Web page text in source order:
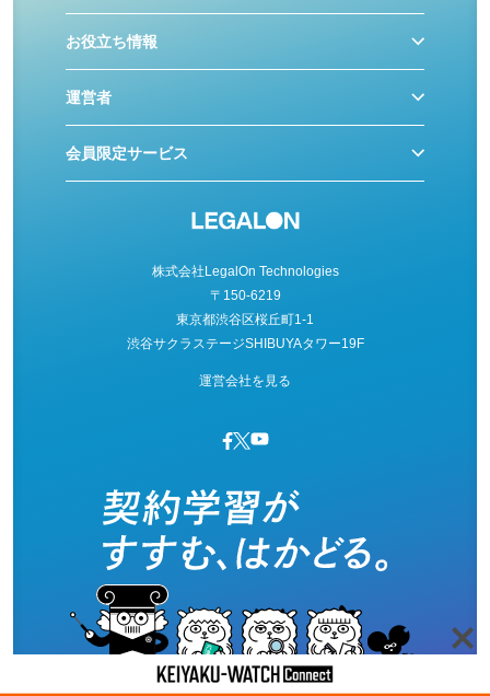
お役立ち情報
運営者
会員限定サービス
株式会社LegalOn Technologies
〒150-6219
東京都渋谷区桜丘町1-1
渋谷サクラステージSHIBUYAタワー19F
運営会社を見る